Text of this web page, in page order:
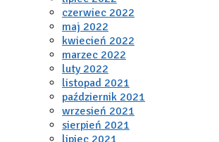
czerwiec 2022
maj 2022
kwiecień 2022
marzec 2022
luty 2022
listopad 2021
październik 2021
wrzesień 2021
sierpień 2021